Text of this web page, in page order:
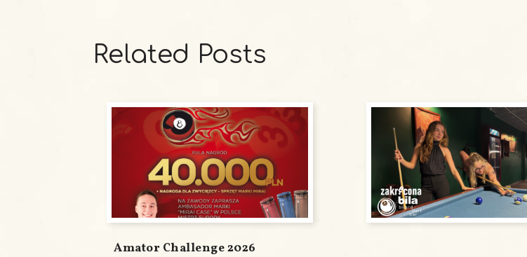
Related Posts
Amator Challenge 2026